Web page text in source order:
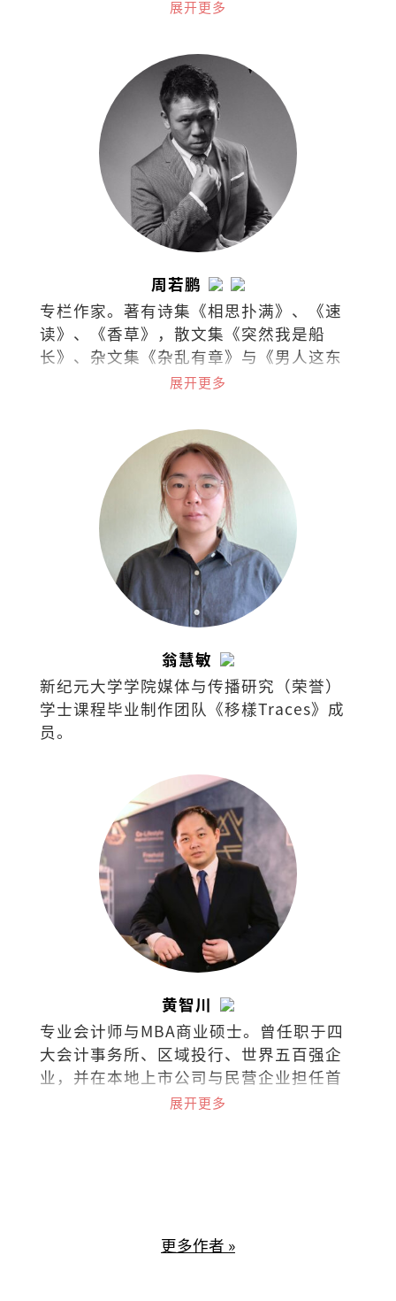
展开更多
周若鹏
专栏作家。著有诗集《相思扑满》、《速
读》、《香草》，散文集《突然我是船
长》、杂文集《杂乱有章》与《男人这东
展开更多
翁慧敏
新纪元大学学院媒体与传播研究（荣誉）
学士课程毕业制作团队《移樣Traces》成
员。
黄智川
专业会计师与MBA商业硕士。曾任职于四
大会计事务所、区域投行、世界五百强企
业，并在本地上市公司与民营企业担任首
席财务长（CFO）。热衷于企业策略、战
展开更多
更多作者 »